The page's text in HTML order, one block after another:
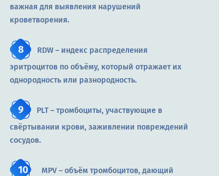
важная для выявления нарушений
кроветворения.
RDW – индекс распределения
эритроцитов по объёму, который отражает их
однородность или разнородность.
PLT – тромбоциты, участвующие в
свёртывании крови, заживлении повреждений
сосудов.
MPV – объём тромбоцитов, дающий